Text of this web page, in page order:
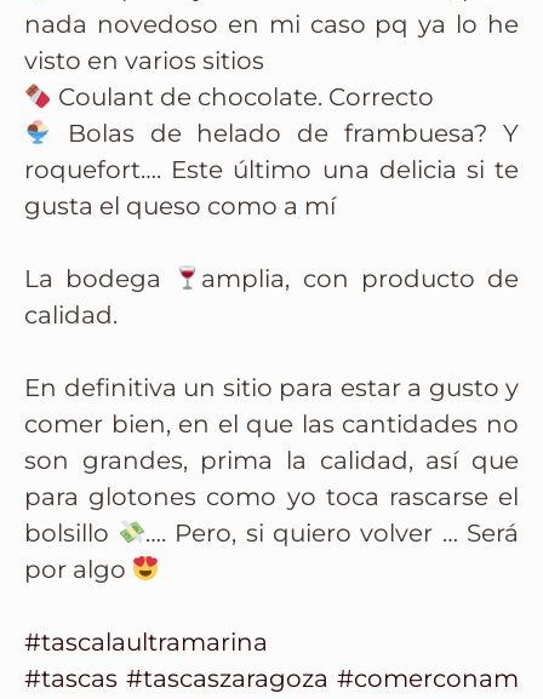
nada novedoso en mi caso pq ya lo he
visto en varios sitios
Coulant de chocolate. Correcto
Bolas de helado de frambuesa? Y
roquefort…. Este último una delicia si te
gusta el queso como a mí
La bodega
amplia, con producto de
calidad.
En definitiva un sitio para estar a gusto y
comer bien, en el que las cantidades no
son grandes, prima la calidad, así que
para glotones como yo toca rascarse el
bolsillo
…. Pero, si quiero volver … Será
por algo
#tascalaultramarina
#tascas #tascaszaragoza #comerconam